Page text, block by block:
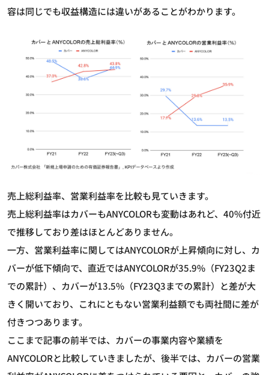
容は同じでも収益構造には違いがあることがわかります。
売上総利益率、営業利益率を比較も見ていきます。
売上総利益率はカバーもANYCOLORも変動はあれど、40%付近
で推移しており差はほとんどありません。
一方、営業利益率に関してはANYCOLORが上昇傾向に対し、カ
バーが低下傾向で、直近ではANYCOLORが35.9%（FY23Q2ま
での累計）、カバーが13.5%（FY23Q3までの累計）と差が大
きく開いており、これにともない営業利益額でも両社間に差が
付きつつあります。
ここまで記事の前半では、カバーの事業内容や業績を
ANYCOLORと比較していきましたが、後半では、カバーの営業